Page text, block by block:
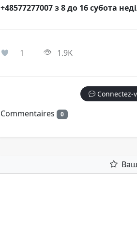
+48577277007 з 8 до 16 субота
1 1.9K
Connectez-
Commentaires 0